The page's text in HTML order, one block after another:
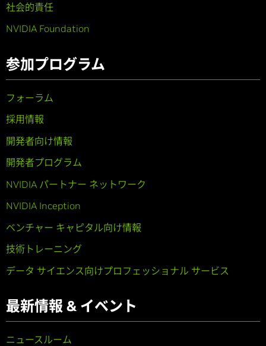
社会的責任
NVIDIA Foundation
参加プログラム
フォーラム
採用情報
開発者向け情報
開発者プログラム
NVIDIA パートナー ネットワーク
NVIDIA Inception
ベンチャー キャピタル向け情報
技術トレーニング
データ サイエンス向けプロフェッショナル サービス
最新情報 & イベント
ニュースルーム